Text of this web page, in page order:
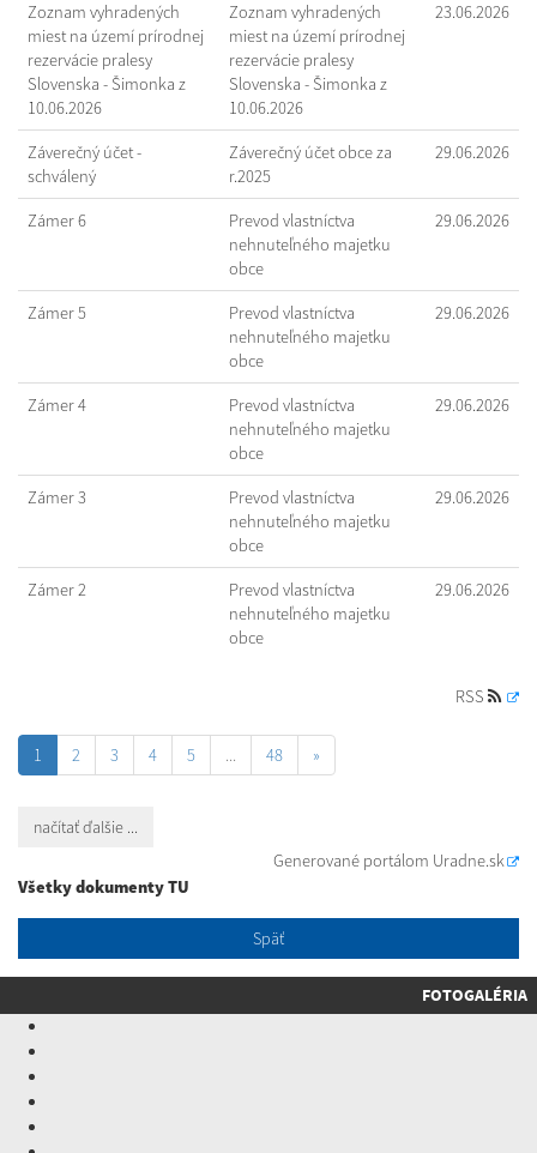
Zoznam vyhradených
miest na území prírodnej
rezervácie pralesy
Slovenska - Šimonka z
10.06.2026
Zoznam vyhradených
miest na území prírodnej
rezervácie pralesy
Slovenska - Šimonka z
10.06.2026
23.06.2026
Záverečný účet -
schválený
Záverečný účet obce za
r.2025
29.06.2026
Zámer 6
Prevod vlastníctva
nehnuteľného majetku
obce
29.06.2026
Zámer 5
Prevod vlastníctva
nehnuteľného majetku
obce
29.06.2026
Zámer 4
Prevod vlastníctva
nehnuteľného majetku
obce
29.06.2026
Zámer 3
Prevod vlastníctva
nehnuteľného majetku
obce
29.06.2026
Zámer 2
Prevod vlastníctva
nehnuteľného majetku
obce
29.06.2026
RSS
1 2 3 4 5 ... 48 »
načítať ďalšie ...
Generované portálom Uradne.sk
Všetky dokumenty TU
Späť
FOTOGALÉRIA